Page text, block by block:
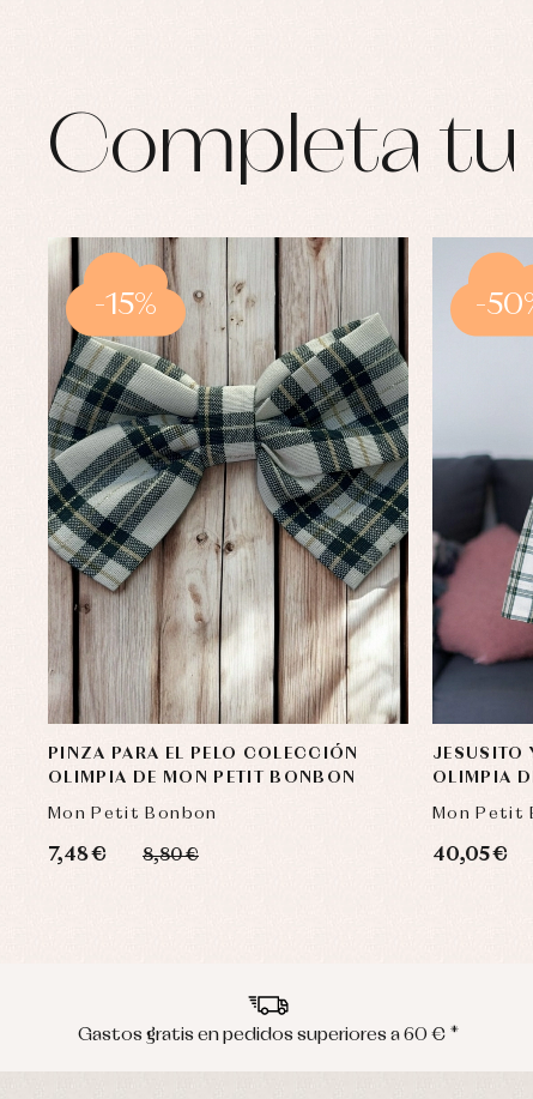
Completa tu
PINZA PARA EL PELO COLECCIÓN
OLIMPIA DE MON PETIT BONBON
Mon Petit Bonbon
7,48 € 8,80 €
-15%
JESUSITO
OLIMPIA
Mon Petit
40,05 €
-
Gastos gratis en pedidos superiores a 60 € *